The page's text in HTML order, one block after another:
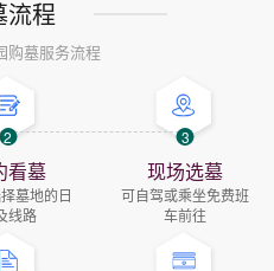
流程
购墓服务流程
2
看墓
墓地的日
线路
3
现场选墓
可自驾或乘坐免费班
车前往